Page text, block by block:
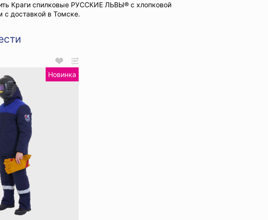
Краги спилковые РУССКИЕ ЛЬВЫ® с хлопковой
с доставкой в Томске.
Новинка